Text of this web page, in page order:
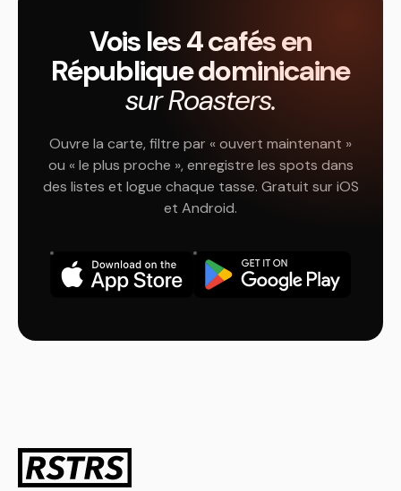
Vois les 4 cafés en
République dominicaine
sur Roasters.
Ouvre la carte, filtre par « ouvert maintenant »
ou « le plus proche », enregistre les spots dans
des listes et logue chaque tasse. Gratuit sur iOS
et Android.